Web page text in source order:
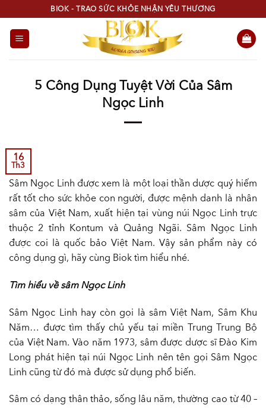
to
content
BIOK - TRAO SỨC KHỎE NHẬN YÊU THƯƠNG
5 Công Dụng Tuyệt Vời Của Sâm
Ngọc Linh
16
Th3
Sâm Ngọc Linh được xem là một loại thần dược quý hiếm
rất tốt cho sức khỏe con người, được mệnh danh là nhân
sâm của Việt Nam, xuất hiện tại vùng núi Ngọc Linh trực
thuộc 2 tỉnh Kontum và Quảng Ngãi. Sâm Ngọc Linh
được coi là quốc bảo Việt Nam. Vậy sản phẩm này có
công dụng gì, hãy cùng Biok tìm hiểu nhé.
Tìm hiểu về sâm Ngọc Linh
Sâm Ngọc Linh hay còn gọi là sâm Việt Nam, Sâm Khu
Năm… được tìm thấy chủ yếu tại miền Trung Trung Bộ
của Việt Nam. Vào năm 1973, sâm được dược sĩ Đào Kim
Long phát hiện tại núi Ngọc Linh nên tên gọi Sâm Ngọc
Linh cũng từ đó mà được sử dụng phổ biến.
Sâm có dạng thân thảo, sống lâu năm, thường cao từ 40 –